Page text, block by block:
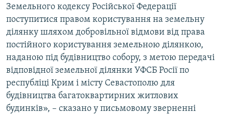
Земельного кодексу Російської Федерації
поступитися правом користування на земельну
ділянку шляхом добровільної відмови від права
постійного користування земельною ділянкою,
наданою під будівництво собору, з метою передачі
відповідної земельної ділянки УФСБ Росії по
республіці Крим і місту Севастополю для
будівництва багатоквартирних житлових
будинків», – сказано у письмовому зверненні